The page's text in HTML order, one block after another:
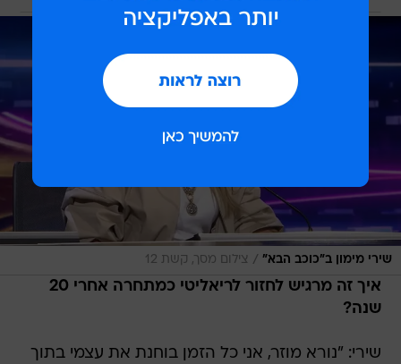
שירי מימון ב"כוכב הבא" / צילום מסך, קשת 12
איך זה מרגיש לחזור לריאליטי כמתחרה אחרי 20
שנה?
שירי: "נורא מוזר, אני כל הזמן בוחנת את עצמי בתוך